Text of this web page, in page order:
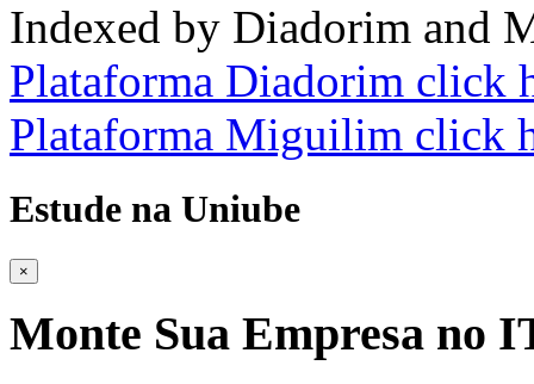
Indexed by Diadorim and
Plataforma Diadorim click
Plataforma Miguilim click
Estude na Uniube
×
Monte Sua Empresa no